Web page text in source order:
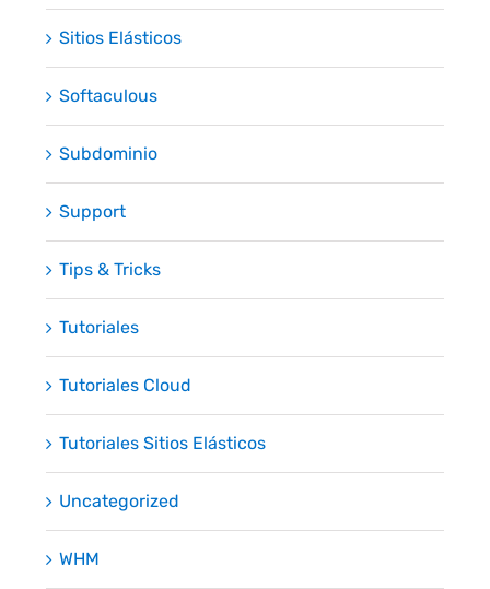
Sitios Elásticos
Softaculous
Subdominio
Support
Tips & Tricks
Tutoriales
Tutoriales Cloud
Tutoriales Sitios Elásticos
Uncategorized
WHM